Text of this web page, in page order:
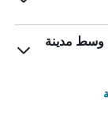
ميتشيلي - سيفيكو 50 من وسط مدينة